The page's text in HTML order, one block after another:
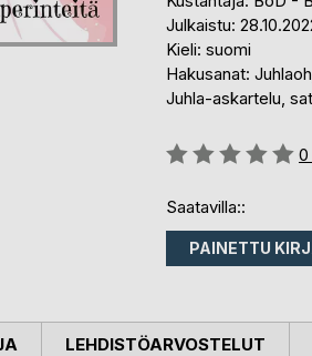
Julkaistu:
Kieli: suomi
Hakusanat:
Juhla-askartelu,
Arvostelu::
0
Saatavilla::
PAINETTU
LEHDISTÖARVOSTELUT